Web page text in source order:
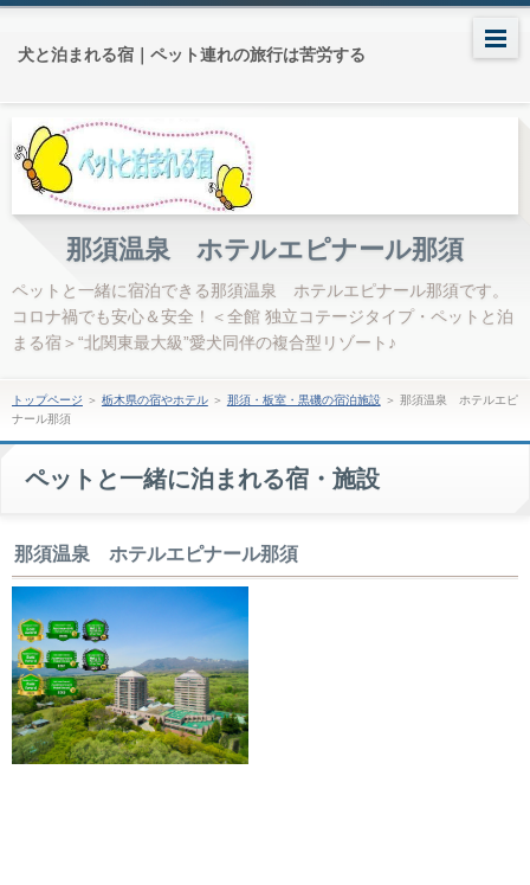
犬と泊まれる宿｜ペット連れの旅行は苦労する
那須温泉 ホテルエピナール那須
ペットと一緒に宿泊できる那須温泉 ホテルエピナール那須です。
コロナ禍でも安心＆安全！＜全館 独立コテージタイプ・ペットと泊
まる宿＞“北関東最大級”愛犬同伴の複合型リゾート♪
トップページ ＞ 栃木県の宿やホテル＞ 那須・板室・黒磯の宿泊施設＞ 那須温泉 ホテルエピ
ナール那須
ペットと一緒に泊まれる宿・施設
那須温泉 ホテルエピナール那須